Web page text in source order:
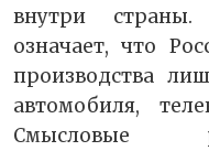
внутри
означает, что
производства
автомобиля,
Смысловые